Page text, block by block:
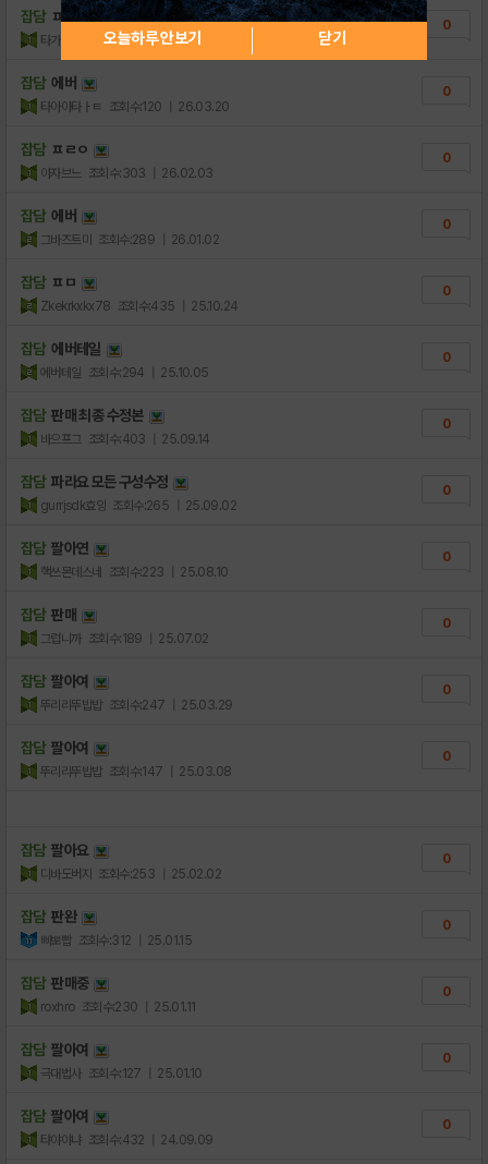
잡담 ㅍㄹㅇ
타가아타 조회수:195 | 26.03.27
0
잡담 에버
타아아타ㅏㅌ 조회수:120 | 26.03.20
0
잡담 ㅍㄹㅇ
아자브느 조회수:303 | 26.02.03
0
잡담 에버
그바즈트미 조회수:289 | 26.01.02
0
잡담 ㅍㅁ
Zkekrkxkx78 조회수:435 | 25.10.24
0
잡담 에버테일
에버테일 조회수:294 | 25.10.05
0
잡담 판매 최종 수정본
바으프그 조회수:403 | 25.09.14
0
잡담 파라요 모든 구성수정
gurrjsdk효잉 조회수:265 | 25.09.02
0
잡담 팔아연
핵쓰몬데스네 조회수:223 | 25.08.10
0
잡담 판매
그럽니까 조회수:189 | 25.07.02
0
잡담 팔아여
뚜리리뚜밥밥 조회수:247 | 25.03.29
0
잡담 팔아여
뚜리리뚜밥밥 조회수:147 | 25.03.08
0
잡담 팔아요
디바도버지 조회수:253 | 25.02.02
0
잡담 판완
삐뽀빱 조회수:312 | 25.01.15
0
잡담 판매중
roxhro 조회수:230 | 25.01.11
0
잡담 팔아여
극대법사 조회수:127 | 25.01.10
0
잡담 팔아여
탸야야냐 조회수:432 | 24.09.09
0
오늘하루 안보기 닫기